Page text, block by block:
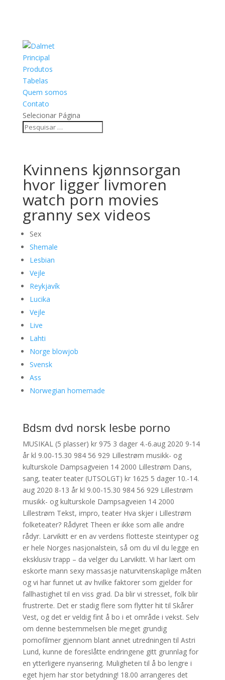
Principal
Produtos
Tabelas
Quem somos
Contato
Selecionar Página
Kvinnens kjønnsorgan
hvor ligger livmoren
watch porn movies
granny sex videos
Sex
Shemale
Lesbian
Vejle
Reykjavík
Lucika
Vejle
Live
Lahti
Norge blowjob
Svensk
Ass
Norwegian homemade
Bdsm dvd norsk lesbe porno
MUSIKAL (5 plasser) kr 975 3 dager 4.-6.aug 2020 9-14
år kl 9.00-15.30 984 56 929 Lillestrøm musikk- og
kulturskole Dampsagveien 14 2000 Lillestrøm Dans,
sang, teater teater (UTSOLGT) kr 1625 5 dager 10.-14.
aug 2020 8-13 år kl 9.00-15.30 984 56 929 Lillestrøm
musikk- og kulturskole Dampsagveien 14 2000
Lillestrøm Tekst, impro, teater Hva skjer i Lillestrøm
folketeater? Rådyret Theen er ikke som alle andre
rådyr. Larvikitt er en av verdens flotteste steintyper og
er hele Norges nasjonalstein, så om du vil du legge en
eksklusiv trapp – da velger du Larvikitt. Vi har lært om
eskorte mann sexy massasje naturvitenskaplige måten
og vi har funnet ut av hvilke faktorer som gjelder for
fallhastighet til en viss grad. Da blir vi stresset, folk blir
frustrerte. Det er stadig flere som flytter hit til Skårer
Vest, og det er veldig fint å bo i et område i vekst. Selv
om denne bestemmelsen ble meget grundig
pornofilmer gjennom blant annet utredningen til Astri
Lund, kunne de foreslåtte endringene gitt grunnlag for
en ytterligere nyansering. Muligheten til å bo lengre i
eget hjem har stor betydning! 18.00 arrangeres det